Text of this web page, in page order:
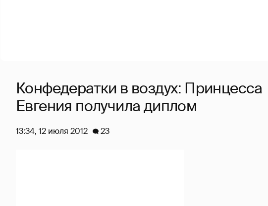
Конфедератки в воздух: Принцесса
Евгения получила диплом
13:34, 12 июля 2012 23